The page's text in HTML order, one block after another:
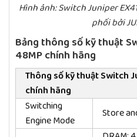
Hình ảnh: Switch Juniper
phối bởi
Bảng thông số kỹ thuật
48MPchính hãng
Thông số kỹ thuật Switch
chính hãng
Switching
Engine Mode
Store